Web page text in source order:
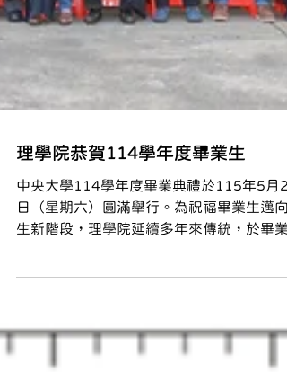
理學院恭賀114學年度畢業生
中央大學114學年度畢業典禮於115年5月
生新階段，理學院延續多年來傳統，於畢業
板，提供全校畢業生與親友們拍照留念，為
園增添濃厚溫馨的畢業氛圍。 理學院全體畢